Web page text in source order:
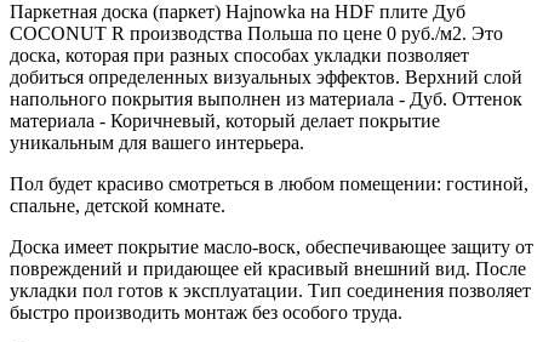
Паркетная доска (паркет) Hajnowka на HDF плите Дуб
COCONUT R производства Польша по цене 0 руб./м2. Это
доска, которая при разных способах укладки позволяет
добиться определенных визуальных эффектов. Верхний слой
напольного покрытия выполнен из материала - Дуб. Оттенок
материала - Коричневый, который делает покрытие
уникальным для вашего интерьера.
Пол будет красиво смотреться в любом помещении: гостиной,
спальне, детской комнате.
Доска имеет покрытие масло-воск, обеспечивающее защиту от
повреждений и придающее ей красивый внешний вид. После
укладки пол готов к эксплуатации. Тип соединения позволяет
быстро производить монтаж без особого труда.